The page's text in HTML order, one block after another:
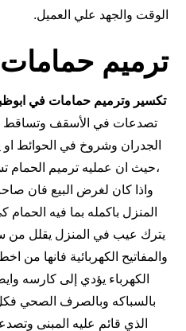
الوقت والجهد علي العميل.
ترميم
تكسير وترميم حمامات في
تصدعات في الأسقف وتساقط
الجدران وشروخ في الحوائط
،حيث ان عمليه ترميم الحمام
واذا كان لغرض البيع فان
المنزل باكمله بما فيه
يترك عيب في المنزل يقلل من
والمفاتيح الكهربائية فانها من
الكهرباء يؤدي إلى كارسه
بالسباكه وبالصرف الصحي
الذي قائم عليه المبنى